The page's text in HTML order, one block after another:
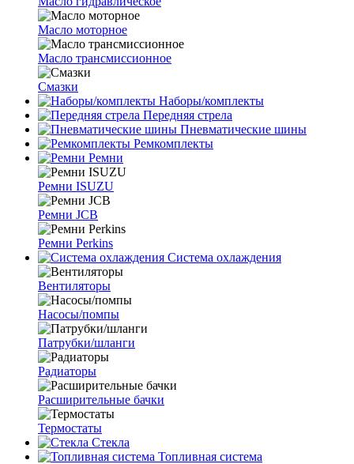
Масло моторное
Масло трансмиссионное
Смазки
Наборы/комплекты
Передняя стрела
Пневматические шины
Ремкомплекты
Ремни
Ремни ISUZU
Ремни JCB
Ремни Perkins
Система охлаждения
Вентиляторы
Насосы/помпы
Патрубки/шланги
Радиаторы
Расширительные бачки
Термостаты
Стекла
Топливная система